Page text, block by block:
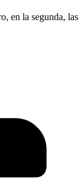
en la segunda, las